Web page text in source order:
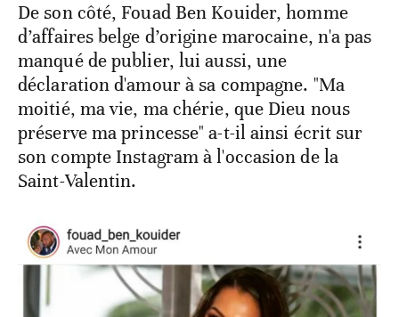
De son côté, Fouad Ben Kouider, homme
d’affaires belge d’origine marocaine, n'a pas
manqué de publier, lui aussi, une
déclaration d'amour à sa compagne. "Ma
moitié, ma vie, ma chérie, que Dieu nous
préserve ma princesse" a-t-il ainsi écrit sur
son compte Instagram à l'occasion de la
Saint-Valentin.